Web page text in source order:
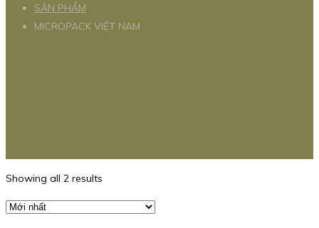
SẢN PHẨM
MICROPACK VIỆT NAM
Showing all 2 results